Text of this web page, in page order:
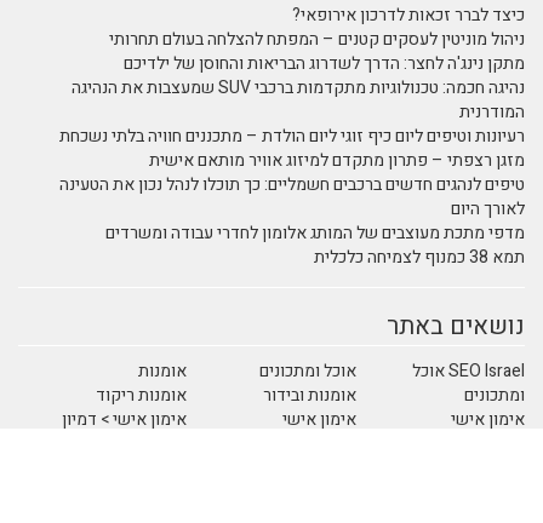
כיצד לברר זכאות לדרכון אירופאי?
ניהול מוניטין לעסקים קטנים – המפתח להצלחה בעולם תחרותי
מתקן נינג'ה לחצר: הדרך לשדרוג הבריאות והחוסן של ילדיכם
נהיגה חכמה: טכנולוגיות מתקדמות ברכבי SUV שמעצבות את הנהיגה
המודרנית
רעיונות וטיפים ליום כיף זוגי ליום הולדת – מתכננים חוויה בלתי נשכחת
מזגן רצפתי – פתרון מתקדם למיזוג אוויר מותאם אישית
טיפים לנהגים חדשים ברכבים חשמליים: כך תוכלו לנהל נכון את הטעינה
לאורך היום
מדפי מתכת מעוצבים של המותג אלומון לחדרי עבודה ומשרדים
תמא 38 כמנוף לצמיחה כלכלית
נושאים באתר
SEO Israel אוכל
ומתכונים
אוכל ומתכונים
אומנות
אומנות ובידור
אומנות ריקוד
אימון אישי
אימון אישי
אימון אישי > דמיון